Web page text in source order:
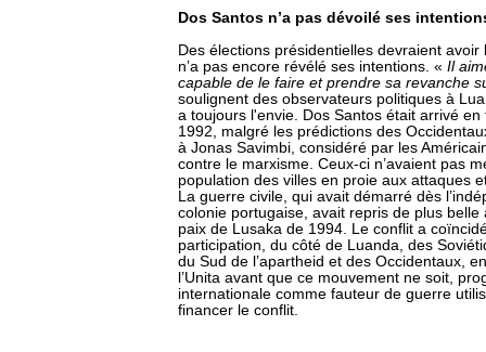
Dos Santos n’a pas dévoilé ses
Des élections présidentielles devraient
n’a pas encore révélé ses intentions. « Il
capable de le faire et prendre sa revanche
soulignent des observateurs politiques à
a toujours l'envie. Dos Santos était arrivé
1992, malgré les prédictions des
à Jonas Savimbi, considéré par les
contre le marxisme. Ceux-ci n’avaient pas
population des villes en proie aux attaques
La guerre civile, qui avait démarré dès
colonie portugaise, avait repris de plus
paix de Lusaka de 1994. Le conflit a
participation, du côté de Luanda, des
du Sud de l’apartheid et des Occidentaux,
l’Unita avant que ce mouvement ne soit,
internationale comme fauteur de guerre
financer le conflit.